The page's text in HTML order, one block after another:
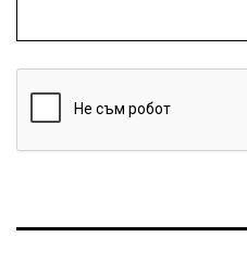
Обществени Поръчки
Илинденци Пирин